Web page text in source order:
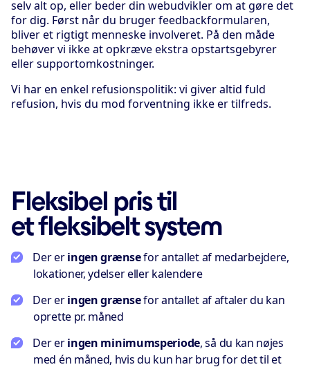
selv alt op, eller beder din webudvikler om at gøre det
for dig. Først når du bruger feedbackformularen,
bliver et rigtigt menneske involveret. På den måde
behøver vi ikke at opkræve ekstra opstartsgebyrer
eller supportomkostninger.
Vi har en enkel refusionspolitik: vi giver altid fuld
refusion, hvis du mod forventning ikke er tilfreds.
Fleksibel pris til
et fleksibelt system
Der eringen grænsefor antallet af medarbejdere,
lokationer, ydelser eller kalendere
Der eringen grænsefor antallet af aftaler du kan
oprette pr. måned
Der eringen minimumsperiode, så du kan nøjes
med én måned, hvis du kun har brug for det til et